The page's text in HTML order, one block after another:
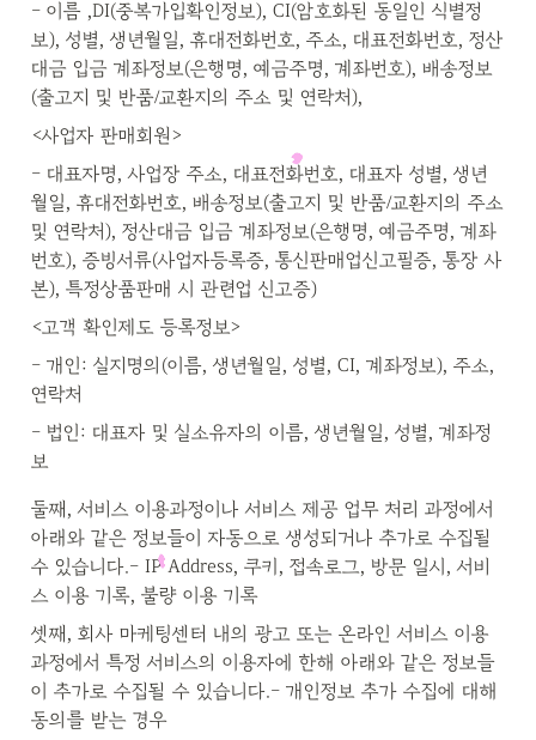
- 이름 ,DI(중복가입확인정보), CI(암호화된 동일인 식별정
보), 성별, 생년월일, 휴대전화번호, 주소, 대표전화번호, 정산
대금 입금 계좌정보(은행명, 예금주명, 계좌번호), 배송정보
(출고지 및 반품/교환지의 주소 및 연락처),
<사업자 판매회원>
- 대표자명, 사업장 주소, 대표전화번호, 대표자 성별, 생년
월일, 휴대전화번호, 배송정보(출고지 및 반품/교환지의 주소
및 연락처), 정산대금 입금 계좌정보(은행명, 예금주명, 계좌
번호), 증빙서류(사업자등록증, 통신판매업신고필증, 통장 사
본), 특정상품판매 시 관련업 신고증)
<고객 확인제도 등록정보>
- 개인: 실지명의(이름, 생년월일, 성별, CI, 계좌정보), 주소,
연락처
- 법인: 대표자 및 실소유자의 이름, 생년월일, 성별, 계좌정
보
둘째, 서비스 이용과정이나 서비스 제공 업무 처리 과정에서
아래와 같은 정보들이 자동으로 생성되거나 추가로 수집될
수 있습니다.- IP Address, 쿠키, 접속로그, 방문 일시, 서비
스 이용 기록, 불량 이용 기록
셋째, 회사 마케팅센터 내의 광고 또는 온라인 서비스 이용
과정에서 특정 서비스의 이용자에 한해 아래와 같은 정보들
이 추가로 수집될 수 있습니다.- 개인정보 추가 수집에 대해
동의를 받는 경우